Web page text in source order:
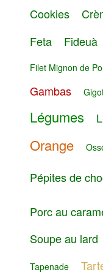
Cookies
Feta Fideuà
Filet Mignon de
Gambas
Légumes
Orange
Pépites de
Porc au
Soupe au lard
Tapenade